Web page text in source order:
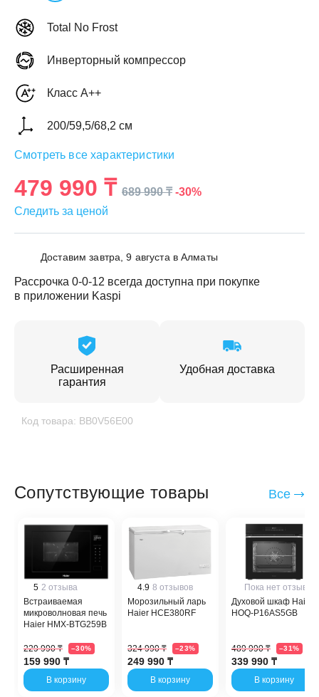
на товары
упаковки
к выбору
Total No Frost
Инверторный компрессор
Класс A++
200/59,5/68,2 см
Смотреть все характеристики
479 990 ₸ 689 990 ₸ -30%
Следить за ценой
Доставим завтра, 9 августа в Алматы
Рассрочка 0-0-12 всегда доступна при покупке
в приложении Kaspi
Расширенная
гарантия
Удобная доставка
Код товара: BB0V56E00
Сопутствующие товары Все
5 2 отзыва
Встраиваемая
микроволновая печь
Haier HMX-BTG259B
159 990 ₸
229 990 ₸ –30%
В корзину
4.9 8 отзывов
Морозильный ларь
Haier HCE380RF
249 990 ₸
324 990 ₸ –23%
В корзину
Пока нет отзывов
Духовой шкаф Haier
HOQ-P16AS5GB
339 990 ₸
489 990 ₸ –31%
В корзину